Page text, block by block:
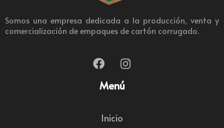
Somos una empresa dedicada a la producción, venta y
comercialización de empaques de cartón corrugado.
Menú
Inicio